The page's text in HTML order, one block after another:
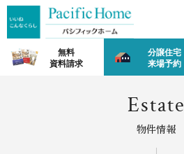
無料
資料請求
分譲住宅
来場予約
Estate
物件情報